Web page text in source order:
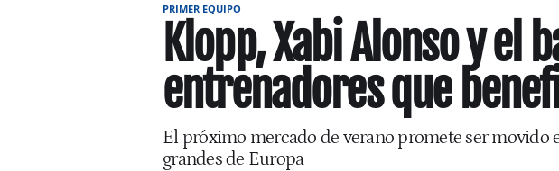
PRIMER EQUIPO
Klopp, Xabi Alonso y el
entrenadores que
El próximo mercado de verano promete ser movido
grandes de Europa